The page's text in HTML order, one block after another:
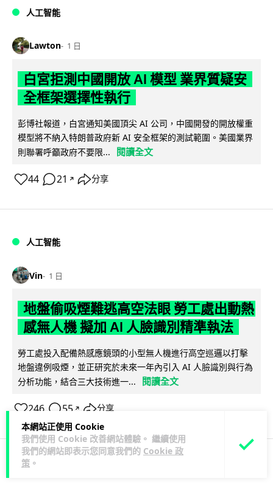
本網站正使用 Cookie
我們使用 Cookie 改善網站體驗。 繼續使用
我們的網站即表示您同意我們的 Cookie 政
策 。
人工智能
Lawton 1 日
白宮拒測中國開放 AI 模型 業界質疑安
全框架選擇性執行
彭博社報道，白宮通知美國頂尖 AI 公司，中國開發的開放權重
模型將不納入特朗普政府新 AI 安全框架的測試範圍。美國業界
則聯署呼籲政府不要限...
閱讀全文
44 21 ↗ 分享
人工智能
Vin 1 日
地盤偷吸煙難逃高空法眼 勞工處出動熱
感無人機 擬加 AI 人臉識別精準執法
勞工處投入配備熱感應鏡頭的小型無人機進行高空巡邏以打擊
地盤違例吸煙，並正研究於未來一年內引入 AI 人臉識別與行為
分析功能，結合三大技術進一...
閱讀全文
246 55 ↗ 分享